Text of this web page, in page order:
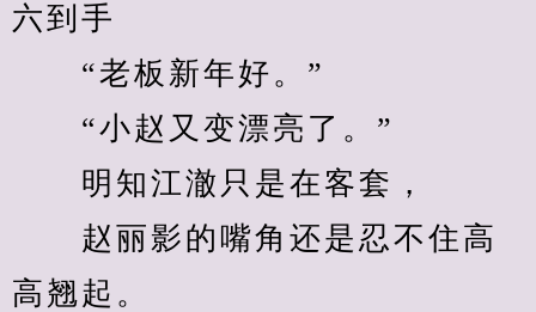
六到手
“老板新年好。”
“小赵又变漂亮了。”
明知江澈只是在客套，
赵丽影的嘴角还是忍不住高
高翘起。